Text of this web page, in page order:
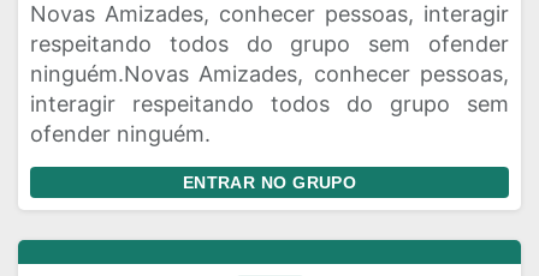
Novas Amizades, conhecer pessoas, interagir
respeitando todos do grupo sem ofender
ninguém.Novas Amizades, conhecer pessoas,
interagir respeitando todos do grupo sem
ofender ninguém.
ENTRAR NO GRUPO